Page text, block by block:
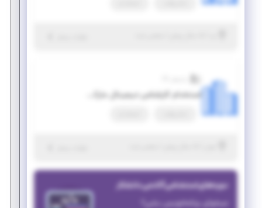
دوره‌های استخدامی آکادمی دانشکار
میخوای برنامه‌نویس بشی؟